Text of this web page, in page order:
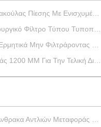
Με Ενισχυμένη Γάζα Φίλτρου
Τυποποιημένων Τυποποιημένων
Φιλτράροντας Καμία Ρύπανση
Την Τελική Διήθηση Ακρίβειας
Μεταφοράς Σειράς Φυγοκεντρικό